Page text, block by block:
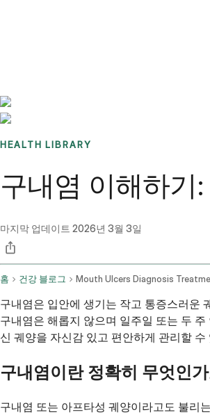
HEALTH LIBRARY
구내염 이해하기
마지막 업데이트 2026년 3월 3일
홈 건강 블로그
구내염은 입안에 생기는 작고 통증스러운
구내염은 해롭지 않으며 일주일 또는 두
신 궤양을 자신감 있고 편안하게 관리할 수
구내염이란 정확히 무엇인
구내염 또는 아프타성 궤양이라고도 불리